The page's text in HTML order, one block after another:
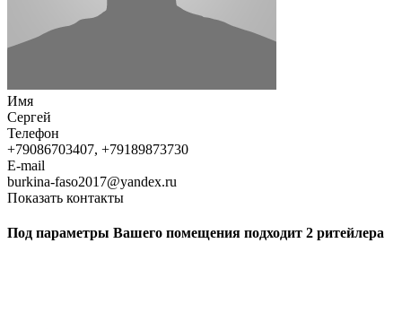
Имя
Сергей
Телефон
+79086703407, +79189873730
E-mail
burkina-faso2017@yandex.ru
Показать контакты
Под параметры Вашего помещения подходит 2 ритейлера